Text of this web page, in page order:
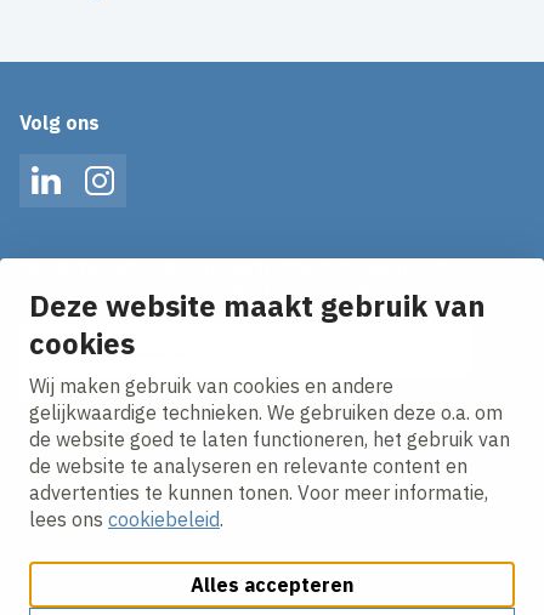
Deze website maakt gebruik van
cookies
Wij maken gebruik van cookies en andere
gelijkwaardige technieken. We gebruiken deze o.a. om
de website goed te laten functioneren, het gebruik van
de website te analyseren en relevante content en
advertenties te kunnen tonen. Voor meer informatie,
lees ons cookiebeleid.
Alles accepteren
Volg ons
LinkedInInstagram
Ontvang onze nieuws alerts in je mailbox!
E-mailadres
Ik ga akkoord met hetprivacy statement.
Cookies aanpassenCookie beleidPrivacy policy